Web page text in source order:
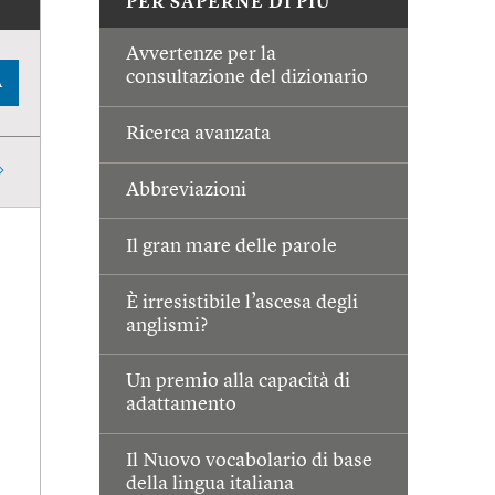
Avvertenze per la
consultazione del dizionario
Ricerca avanzata
Abbreviazioni
Il gran mare delle parole
È irresistibile l’ascesa degli
anglismi?
Un premio alla capacità di
adattamento
Il Nuovo vocabolario di base
della lingua italiana